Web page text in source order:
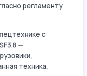
регламенту
с
—
техника,